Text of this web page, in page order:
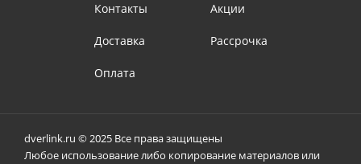
Контакты
Доставка
Оплата
Акции
Рассрочка
dverlink.ru © 2025 Все права защищены
Любое использование либо копирование материалов или